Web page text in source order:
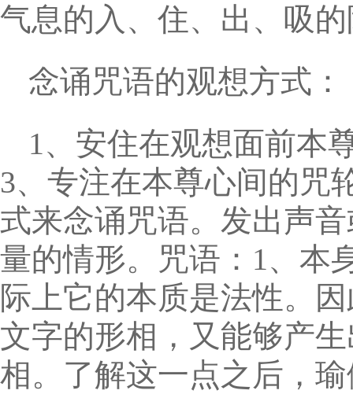
气息的入、住、出、吸
念诵咒语的观想方式：
1、安住在观想面前本
3、专注在本尊心间的咒
式来念诵咒语。发出声
量的情形。咒语：1、本
际上它的本质是法性。
文字的形相，又能够产
相。了解这一点之后，